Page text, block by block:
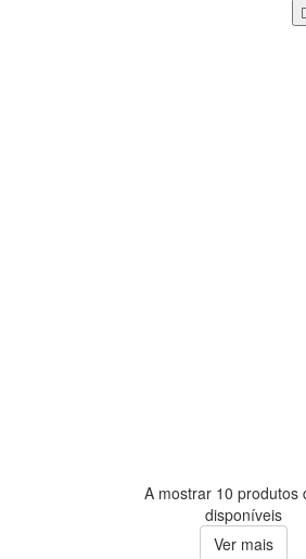
A mostrar 10 produtos
disponíveis
Ver mais